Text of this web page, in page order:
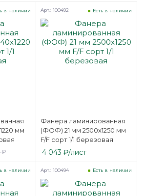
мм
в наличии
₽
Фанера ламинированная
(ФОФ) 21 мм 2500х1250 мм
F/F сорт 1/1 березовая
Есть в наличии
Арт.: 100492
4 043 ₽/лист
в наличии Есть в наличии
Арт.: 100494